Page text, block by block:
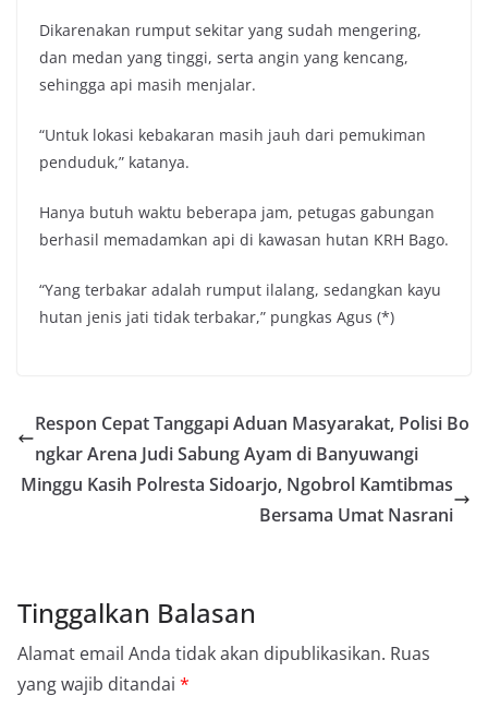
Dikarenakan rumput sekitar yang sudah mengering,
dan medan yang tinggi, serta angin yang kencang,
sehingga api masih menjalar.
“Untuk lokasi kebakaran masih jauh dari pemukiman
penduduk,” katanya.
Hanya butuh waktu beberapa jam, petugas gabungan
berhasil memadamkan api di kawasan hutan KRH Bago.
“Yang terbakar adalah rumput ilalang, sedangkan kayu
hutan jenis jati tidak terbakar,” pungkas Agus (*)
Respon Cepat Tanggapi Aduan Masyarakat, Polisi Bo
ngkar Arena Judi Sabung Ayam di Banyuwangi
Minggu Kasih Polresta Sidoarjo, Ngobrol Kamtibmas
Bersama Umat Nasrani
Tinggalkan Balasan
Alamat email Anda tidak akan dipublikasikan. Ruas
yang wajib ditandai *